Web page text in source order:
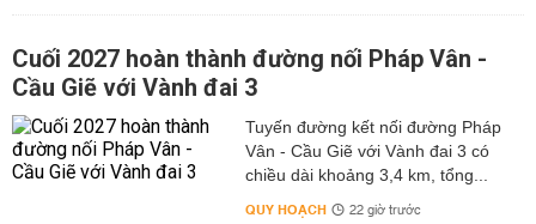
Cuối 2027 hoàn thành đường nối Pháp Vân -
Cầu Giẽ với Vành đai 3
Tuyến đường kết nối đường Pháp
Vân - Cầu Giẽ với Vành đai 3 có
chiều dài khoảng 3,4 km, tổng...
QUY HOẠCH 22 giờ trước